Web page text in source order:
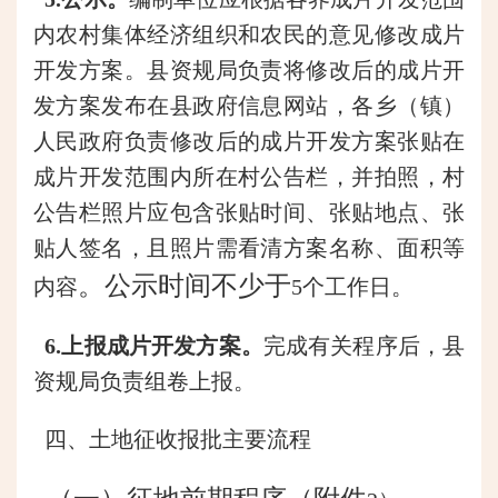
内农村集体经济组织和农民的意见修改成片
开发方案。县资规局负责将修改后的成片开
发方案发布在县政府信息网站，各乡（镇）
人民政府负责修改后的成片开发方案张贴在
成片开发范围内所在村公告栏，并拍照，村
公告栏照片应包含张贴时间、张贴地点、张
贴人签名 ，且照片需看清方案名称、面积等
内容。公示时间不少于5个工作日。
6.上报成片开发方案。 完成有关程序后，县
资规局负责组卷上报。
四、 土地征收报批主要流程